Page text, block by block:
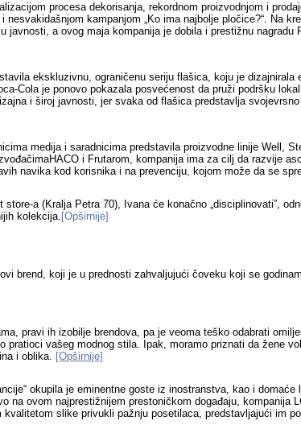
procesa dekorisanja, rekordnom proizvodnjom i
kampanjom „Ko ima najbolje pločice?“. Na
a ovog maja kompanija je dobila i prestižnu nagradu
ekskluzivnu, ograničenu seriju flašica, koju je
Cola je ponovo pokazala posvećenost da pruži podršku
i široj javnosti, jer svaka od flašica predstavlja
medija i saradnicima predstavila proizvodne linije Well,
HACO i Frutarom, kompanija ima za cilj da razvije
navika kod korisnika i na prevenciju, kojom može da se
store-a (Kralja Petra 70), Ivana će konačno„disciplinovati”,
kolekcija. [Opširnije]
brend, koji je u prednosti zahvaljujući čoveku koji se
pravi ih izobilje brendova, pa je veoma teško odabrati
pratioci vašeg modnog stila. Ipak, moramo priznati da žene
i oblika.
[Opširnije]
okupila je eminentne goste iz inostranstva, kao i
na ovom najprestižnijem prestoničkom događaju,
slike privukli pažnju posetilaca, predstavljajući im